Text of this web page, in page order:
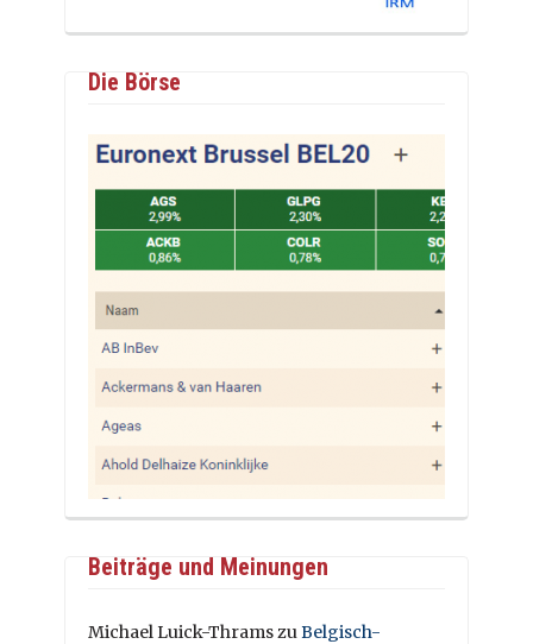
Die Börse
Beiträge und Meinungen
Michael Luick-ThramszuBelgisch-